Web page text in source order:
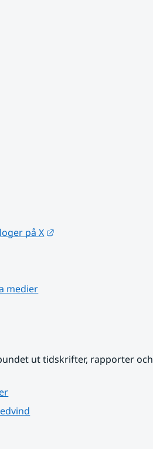
på X
medier
ut tidskrifter, rapporter och